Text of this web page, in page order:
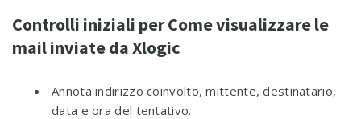
Controlli iniziali per Come visualizzare le
mail inviate da Xlogic
Annota indirizzo coinvolto, mittente, destinatario,
data e ora del tentativo.